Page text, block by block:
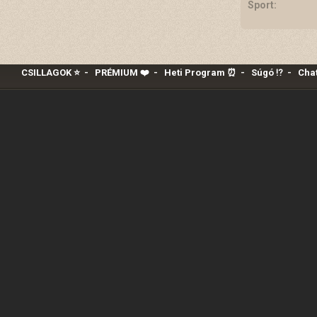
Sport:
CSILLAGOK ⭐- PRÉMIUM ❤️‍- Heti Program ⏰ - Súgó ⁉️-